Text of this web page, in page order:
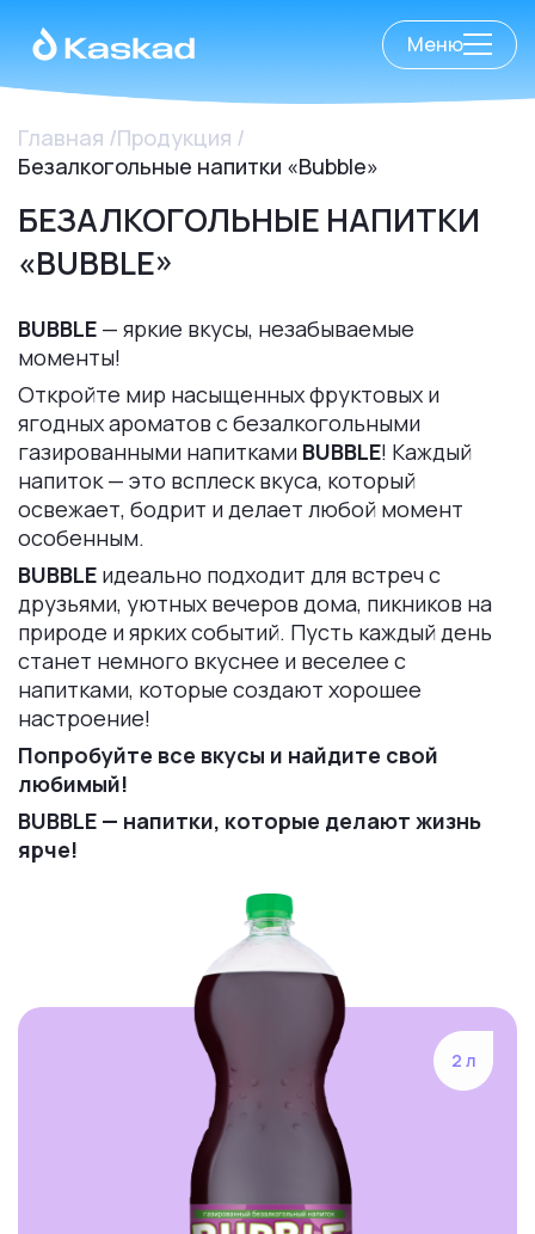
Меню
Главная Продукция
Безалкогольные напитки «Bubble»
БЕЗАЛКОГОЛЬНЫЕ НАПИТКИ
«BUBBLE»
BUBBLE — яркие вкусы, незабываемые
моменты!
Откройте мир насыщенных фруктовых и
ягодных ароматов с безалкогольными
газированными напитками BUBBLE! Каждый
напиток — это всплеск вкуса, который
освежает, бодрит и делает любой момент
особенным.
BUBBLE идеально подходит для встреч с
друзьями, уютных вечеров дома, пикников на
природе и ярких событий. Пусть каждый день
станет немного вкуснее и веселее с
напитками, которые создают хорошее
настроение!
Попробуйте все вкусы и найдите свой
любимый!
BUBBLE — напитки, которые делают жизнь
ярче!
2 л